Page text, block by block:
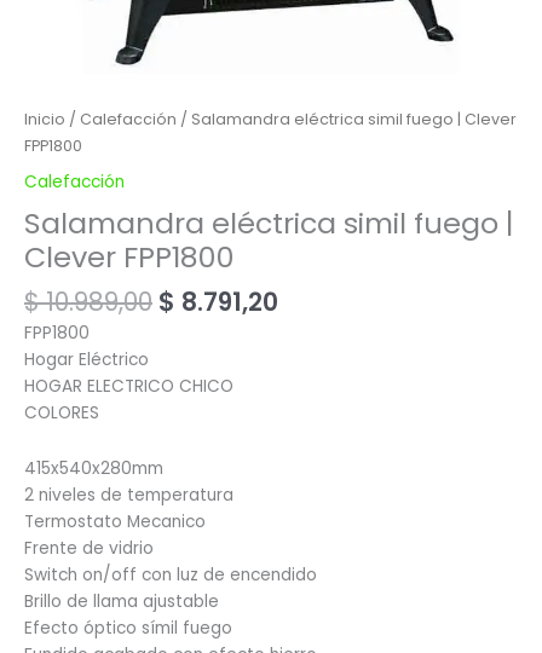
Inicio / Calefacción / Salamandra eléctrica simil fuego | Clever
FPP1800
Calefacción
Salamandra eléctrica simil fuego |
Clever FPP1800
$10.989,00 $ 8.791,20
FPP1800
Hogar Eléctrico
HOGAR ELECTRICO CHICO
COLORES
415x540x280mm
2 niveles de temperatura
Termostato Mecanico
Frente de vidrio
Switch on/off con luz de encendido
Brillo de llama ajustable
Efecto óptico símil fuego